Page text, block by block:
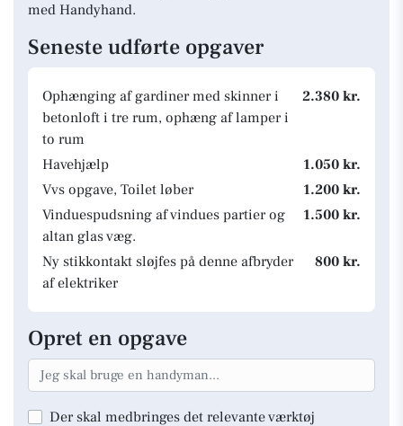
med Handyhand.
Seneste udførte opgaver
Ophænging af gardiner med skinner i
betonloft i tre rum, ophæng af lamper i
to rum
2.380 kr.
Havehjælp
1.050 kr.
Vvs opgave, Toilet løber
1.200 kr.
Vinduespudsning af vindues partier og
altan glas væg.
1.500 kr.
Ny stikkontakt sløjfes på denne afbryder
af elektriker
800 kr.
Opret en opgave
Der skal medbringes det relevante værktøj